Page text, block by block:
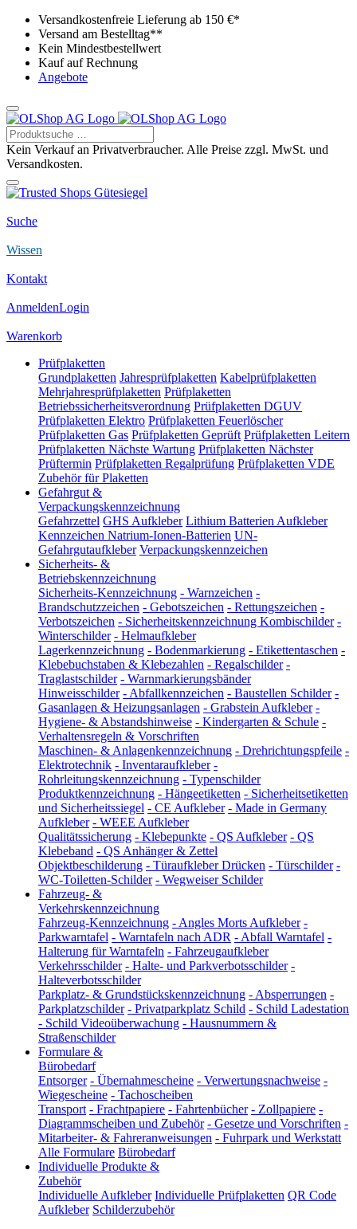
Versandkostenfreie Lieferung ab 150 €*
Versand am Bestelltag**
Kein Mindestbestellwert
Kauf auf Rechnung
Angebote
Kein Verkauf an Privatverbraucher. Alle Preise zzgl. MwSt. und
Versandkosten.
Suche
Wissen
Kontakt
AnmeldenLogin
Warenkorb
Prüfplaketten
Grundplaketten Jahresprüfplaketten Kabelprüfplaketten
Mehrjahresprüfplaketten Prüfplaketten
Betriebssicherheitsverordnung Prüfplaketten DGUV
Prüfplaketten Elektro Prüfplaketten Feuerlöscher
Prüfplaketten Gas Prüfplaketten Geprüft Prüfplaketten Leitern
Prüfplaketten Nächste Wartung Prüfplaketten Nächster
Prüftermin Prüfplaketten Regalprüfung Prüfplaketten VDE
Zubehör für Plaketten
Gefahrgut &
Verpackungskennzeichnung
Gefahrzettel GHS Aufkleber Lithium Batterien Aufkleber
Kennzeichen Natrium-Ionen-Batterien UN-
Gefahrgutaufkleber Verpackungskennzeichen
Sicherheits- &
Betriebskennzeichnung
Sicherheits-Kennzeichnung - Warnzeichen -
Brandschutzzeichen - Gebotszeichen - Rettungszeichen -
Verbotszeichen - Sicherheitskennzeichnung Kombischilder -
Winterschilder - Helmaufkleber
Lagerkennzeichnung - Bodenmarkierung - Etikettentaschen -
Klebebuchstaben & Klebezahlen - Regalschilder -
Traglastschilder - Warnmarkierungsbänder
Hinweisschilder - Abfallkennzeichen - Baustellen Schilder -
Gasanlagen & Heizungsanlagen - Grabstein Aufkleber -
Hygiene- & Abstandshinweise - Kindergarten & Schule -
Verhaltensregeln & Vorschriften
Maschinen- & Anlagenkennzeichnung - Drehrichtungspfeile -
Elektrotechnik - Inventaraufkleber -
Rohrleitungskennzeichnung - Typenschilder
Produktkennzeichnung - Hängeetiketten - Sicherheitsetiketten
und Sicherheitssiegel - CE Aufkleber - Made in Germany
Aufkleber - WEEE Aufkleber
Qualitätssicherung - Klebepunkte - QS Aufkleber - QS
Klebeband - QS Anhänger & Zettel
Objektbeschilderung - Türaufkleber Drücken - Türschilder -
WC-Toiletten-Schilder - Wegweiser Schilder
Fahrzeug- &
Verkehrskennzeichnung
Fahrzeug-Kennzeichnung - Angles Morts Aufkleber -
Parkwarntafel - Warntafeln nach ADR - Abfall Warntafel -
Halterung für Warntafeln - Fahrzeugaufkleber
Verkehrsschilder - Halte- und Parkverbotsschilder -
Halteverbotsschilder
Parkplatz- & Grundstückskennzeichnung - Absperrungen -
Parkplatzschilder - Privatparkplatz Schild - Schild Ladestation
- Schild Videoüberwachung - Hausnummern &
Straßenschilder
Formulare &
Bürobedarf
Entsorger - Übernahmescheine - Verwertungsnachweise -
Wiegescheine - Tachoscheiben
Transport - Frachtpapiere - Fahrtenbücher - Zollpapiere -
Diagrammscheiben und Zubehör - Gesetze und Vorschriften -
Mitarbeiter- & Fahreranweisungen - Fuhrpark und Werkstatt
Alle Formulare Bürobedarf
Individuelle Produkte &
Zubehör
Individuelle Aufkleber Individuelle Prüfplaketten QR Code
Aufkleber Schilderzubehör